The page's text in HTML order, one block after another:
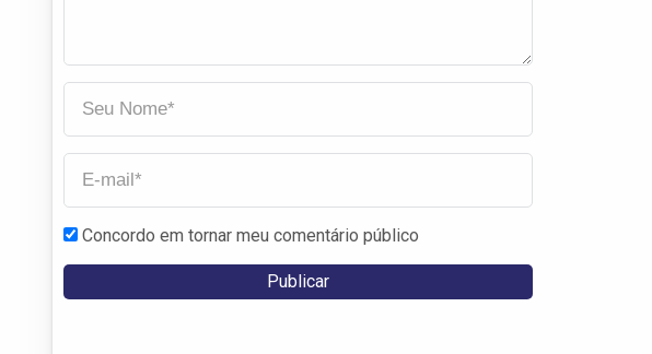
Concordo em tornar meu comentário público